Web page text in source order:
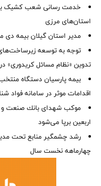
خدمت رسانی شعب کشیک
استان‌‌های مرزی
‌مدیر استان گیلان بیمه
توجه به توسعه
تدوین «نظام مسائل کریدوری»
بیمه پارسیان دستگاه
اقدامات موثر در سامانه فواد
موكب شهدای بانك صنعت و
اربعین برپا می‌شود
رشد چشمگیر منابع تحت
چهارماهه نخست سال